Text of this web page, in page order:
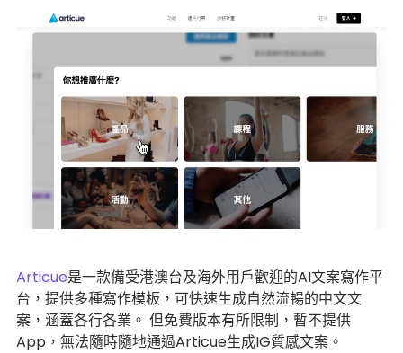
Articue是一款備受港澳台及海外用戶歡迎的AI文案寫作平
台，提供多種寫作模板，可快速生成自然流暢的中文文
案，涵蓋各行各業。 但免費版本有所限制，暫不提供
App，無法隨時隨地通過Articue生成IG質感文案。